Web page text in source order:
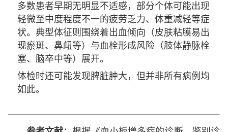
多数患者早期无明显不适感，部分个体可能出现
轻微至中度程度不一的疲劳乏力、体重减轻等症
状。典型体征则围绕着出血倾向（皮肤粘膜易出
现瘀斑、鼻衄等）与血栓形成风险（肢体静脉栓
塞、脑卒中等）展开。
体检时还可能发现脾脏肿大，但并非所有病例均
如此。